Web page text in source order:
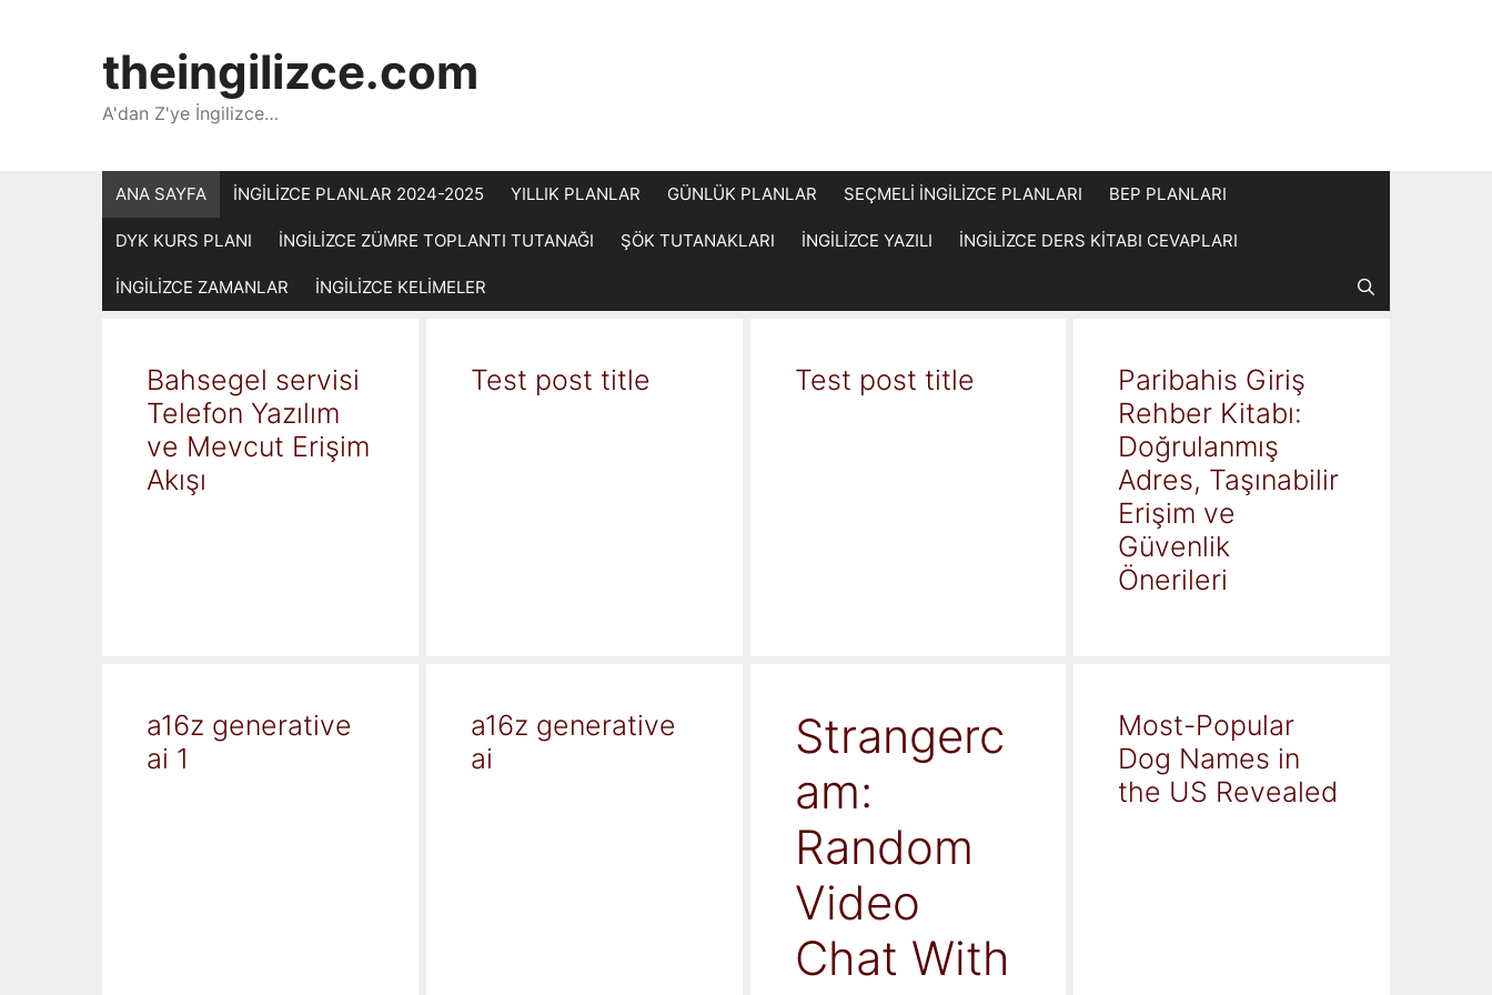
theingilizce.com
A'dan Z'ye İngilizce…
ANA SAYFA İNGİLİZCE PLANLAR 2024-2025 YILLIK PLANLAR GÜNLÜK PLANLAR SEÇMELİ İNGİLİZCE PLANLARI BEP PLANLARI
DYK KURS PLANI İNGİLİZCE ZÜMRE TOPLANTI TUTANAĞI ŞÖK TUTANAKLARI İNGİLİZCE YAZILI İNGİLİZCE DERS KİTABI CEVAPLARI
İNGİLİZCE ZAMANLAR İNGİLİZCE KELİMELER
Bahsegel servisi
Telefon Yazılım
ve Mevcut Erişim
Akışı
Test post title Test post title
Paribahis Giriş
Rehber Kitabı:
Doğrulanmış
Adres, Taşınabilir
Erişim ve
Güvenlik
Önerileri
a16z generative
ai 1
a16z generative
ai
Strangerc
am:
Random
Video
Chat With
Most-Popular
Dog Names in
the US Revealed